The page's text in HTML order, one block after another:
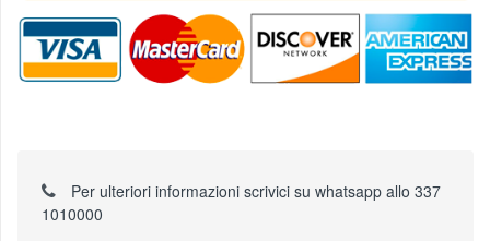
Per ulteriori informazioni scrivici su whatsapp allo 337
1010000